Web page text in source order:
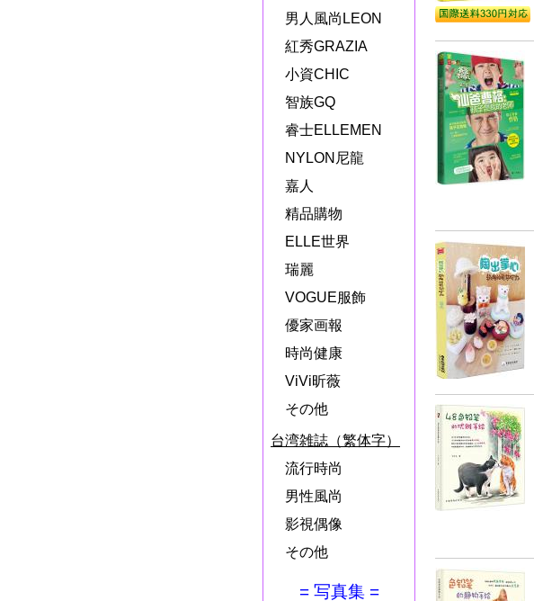
男人風尚LEON
紅秀GRAZIA
小資CHIC
智族GQ
睿士ELLEMEN
NYLON尼龍
嘉人
精品購物
ELLE世界
瑞麗
VOGUE服飾
優家画報
時尚健康
ViVi昕薇
その他
台湾雑誌（繁体字）
流行時尚
男性風尚
影視偶像
その他
= 写真集 =